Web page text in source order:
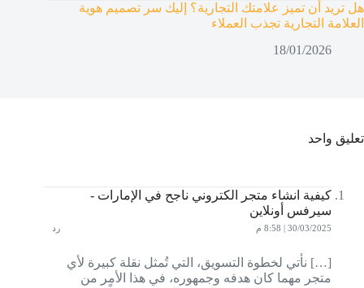
هل تريد أن تميز علامتك التجارية؟ إليك سر تصميم هوية
العلامة التجارية تجذب العملاء
18/01/2026
تعليق واحد
كيفية انشاء متجر الكتروني ناجح في الإمارات -
سيرفس أونلاين
30/03/2025 | 8:58 م رد
[…] نأتي لخطوة التسويق، التي تُمثل نقلة كبيرة لأي
متجر مهما كان هدفه وجمهوره، في هذا الأمر من